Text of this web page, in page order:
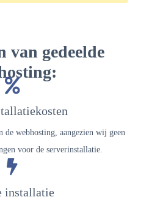
van gedeelde
de webhosting, aangezien wij geen
voor de serverinstallatie.
installatie